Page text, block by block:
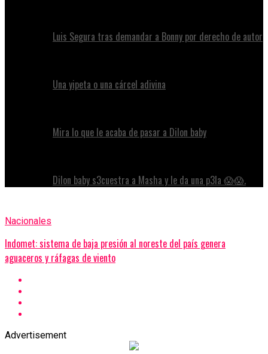
Luis Segura tras demandar a Bonny por derecho de autor
Una yipeta o una cárcel adivina
Mira lo que le acaba de pasar a Dilon baby
Dilon baby s3cuestra a Masha y le da una p3la 😱😱.
Nacionales
Indomet: sistema de baja presión al noreste del país genera
aguaceros y ráfagas de viento
Advertisement